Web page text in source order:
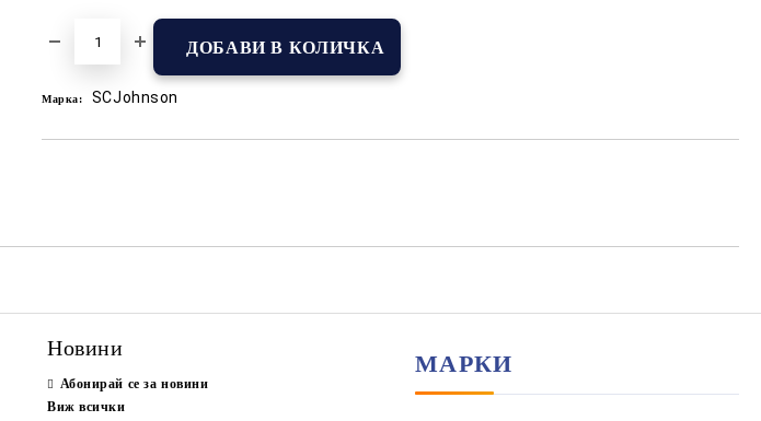
Марка: SCJohnson
Новини
Абонирай се за новини
Виж всички
МАРКИ